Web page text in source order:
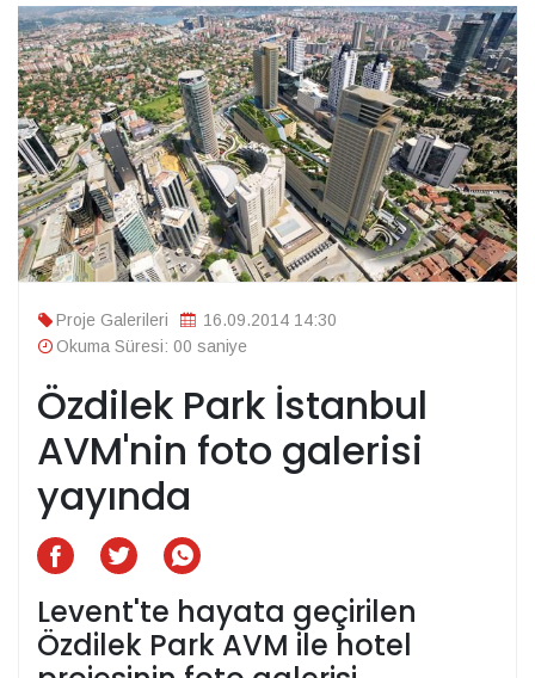
Proje Galerileri
16.09.2014 14:30
Okuma Süresi: 00 saniye
Özdilek Park İstanbul
AVM'nin foto galerisi
yayında
Levent'te hayata geçirilen
Özdilek Park AVM ile hotel